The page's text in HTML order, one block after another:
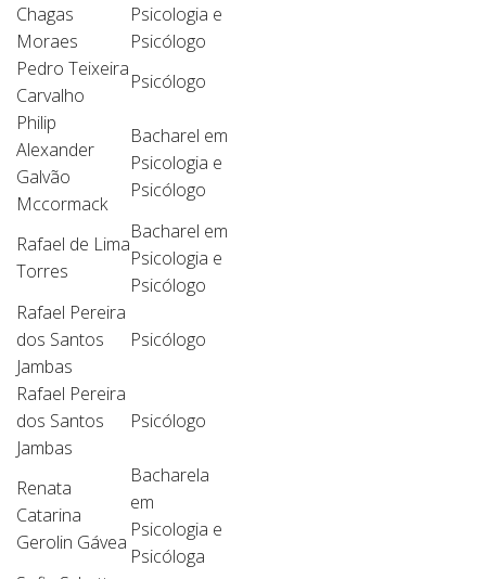
Chagas
Moraes
Psicologia e
Psicólogo
Pedro Teixeira
Carvalho
Psicólogo
Philip
Alexander
Galvão
Mccormack
Bacharel em
Psicologia e
Psicólogo
Rafael de Lima
Torres
Bacharel em
Psicologia e
Psicólogo
Rafael Pereira
dos Santos
Jambas
Psicólogo
Rafael Pereira
dos Santos
Jambas
Psicólogo
Renata
Catarina
Gerolin Gávea
Bacharela
em
Psicologia e
Psicóloga